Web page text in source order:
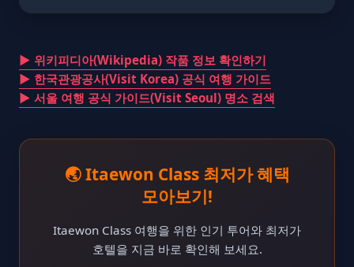
▶ 위키피디아(Wikipedia) 작품 정보 확인하기
▶ 한국관광공사(Visit Korea) 공식 여행 가이드
▶ 서울 여행 공식 가이드(Visit Seoul) 명소 검색
🌏 Itaewon Class 최저가 혜택
모아보기!
Itaewon Class 여행을 위한 인기 투어와 최저가
호텔을 지금 바로 확인해 보세요.